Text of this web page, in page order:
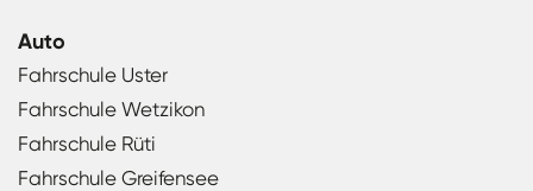
Auto
Fahrschule Uster
Fahrschule Wetzikon
Fahrschule Rüti
Fahrschule Greifensee